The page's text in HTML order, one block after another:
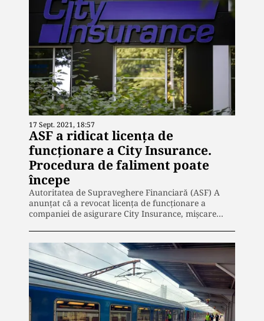
17 Sept. 2021, 18:57
ASF a ridicat licența de
funcționare a City Insurance.
Procedura de faliment poate
începe
Autoritatea de Supraveghere Financiară (ASF) A
anunțat că a revocat licența de funcționare a
companiei de asigurare City Insurance, mișcare…